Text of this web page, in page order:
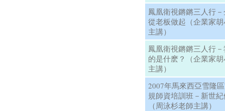
鳳凰衛視鏘鏘三人行
從老板做起（企業家
主講）
鳳凰衛視鏘鏘三人行
的是什麽？（企業家
主講）
2007年馬來西亞雪隆
規師資培訓班－新世
（周泳杉老師主講）